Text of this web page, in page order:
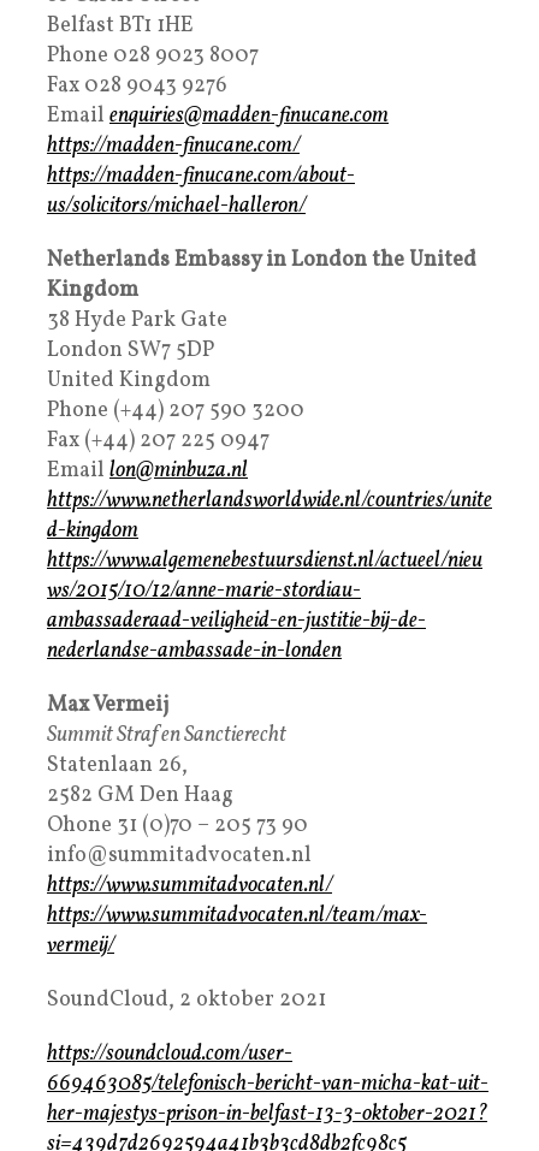
Belfast BT1 1HE
Phone 028 9023 8007
Fax 028 9043 9276
Email enquiries@madden-finucane.com
https://madden-finucane.com/
https://madden-finucane.com/about-
us/solicitors/michael-halleron/
Netherlands Embassy in London the United
Kingdom
38 Hyde Park Gate
London SW7 5DP
United Kingdom
Phone (+44) 207 590 3200
Fax (+44) 207 225 0947
Email lon@minbuza.nl
https://www.netherlandsworldwide.nl/countries/unite
d-kingdom
https://www.algemenebestuursdienst.nl/actueel/nieu
ws/2015/10/12/anne-marie-stordiau-
ambassaderaad-veiligheid-en-justitie-bij-de-
nederlandse-ambassade-in-londen
Max Vermeij
Summit Straf en Sanctierecht
Statenlaan 26,
2582 GM Den Haag
Ohone 31 (0)70 – 205 73 90
info@summitadvocaten.nl
https://www.summitadvocaten.nl/
https://www.summitadvocaten.nl/team/max-
vermeij/
SoundCloud, 2 oktober 2021
https://soundcloud.com/user-
669463085/telefonisch-bericht-van-micha-kat-uit-
her-majestys-prison-in-belfast-13-3-oktober-2021?
si=439d7d2692594a41b3b3cd8db2fc98c5